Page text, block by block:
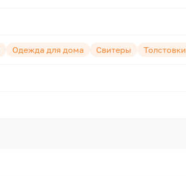
Одежда для дома Свитеры Толстовки